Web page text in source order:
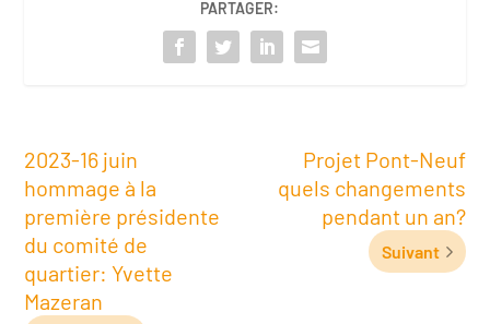
PARTAGER:
2023-16 juin
hommage à la
première présidente
du comité de
quartier: Yvette
Mazeran
Projet Pont-Neuf
quels changements
pendant un an?
Suivant